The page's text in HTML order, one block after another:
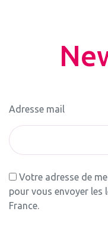
Adresse mail
Votre adresse de
pour vous envoyer
France.